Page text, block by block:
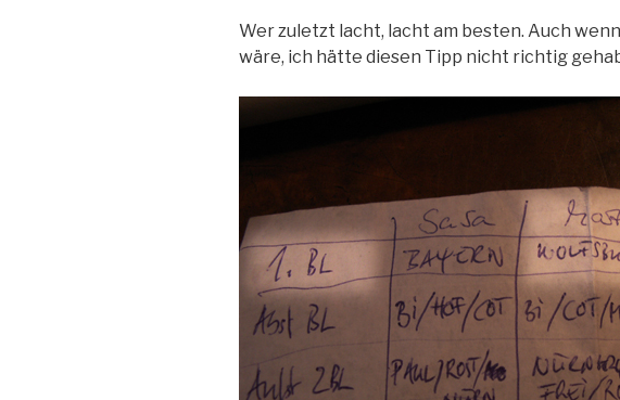
Wer zuletzt lacht, lacht am besten. Auch
wäre, ich hätte diesen Tipp nicht richtig